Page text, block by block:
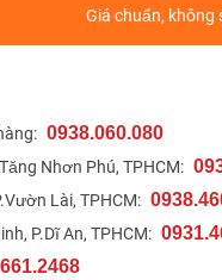
Giá chuẩn, không
0938.060.080
Nhơn Phú, TPHCM:
Lài, TPHCM:
P.Dĩ An, TPHCM: